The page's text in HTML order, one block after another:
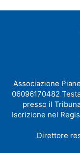
Associazione
06096170482
presso il
Iscrizione nel
Direttore